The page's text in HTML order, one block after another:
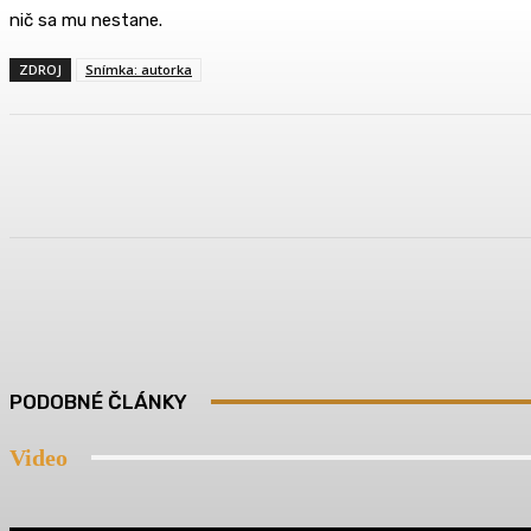
nič sa mu nestane.
ZDROJ Snímka: autorka
PODOBNÉ ČLÁNKY
Video